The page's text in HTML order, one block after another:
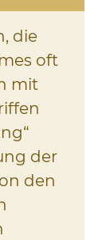
die
oft
mit
der
den